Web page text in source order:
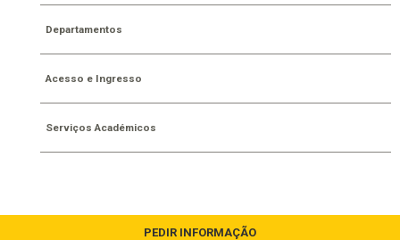
Departamentos
Acesso e Ingresso
Serviços Académicos
PEDIR INFORMAÇÃO